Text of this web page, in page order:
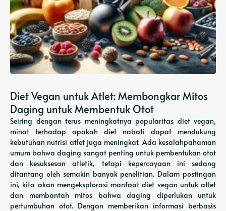
Diet Vegan untuk Atlet: Membongkar Mitos
Daging untuk Membentuk Otot
Seiring dengan terus meningkatnya popularitas diet vegan,
minat terhadap apakah diet nabati dapat mendukung
kebutuhan nutrisi atlet juga meningkat. Ada kesalahpahaman
umum bahwa daging sangat penting untuk pembentukan otot
dan kesuksesan atletik, tetapi kepercayaan ini sedang
ditantang oleh semakin banyak penelitian. Dalam postingan
ini, kita akan mengeksplorasi manfaat diet vegan untuk atlet
dan membantah mitos bahwa daging diperlukan untuk
pertumbuhan otot. Dengan memberikan informasi berbasis